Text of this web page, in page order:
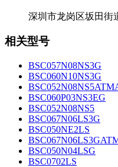
深圳市龙岗区坂田街
相关型号
BSC057N08NS3G
BSC060N10NS3G
BSC060P03NS3EG
BSC052N08NS5
BSC067N06LS3G
BSC050NE2LS
BSC050N04LSG
BSC0702LS